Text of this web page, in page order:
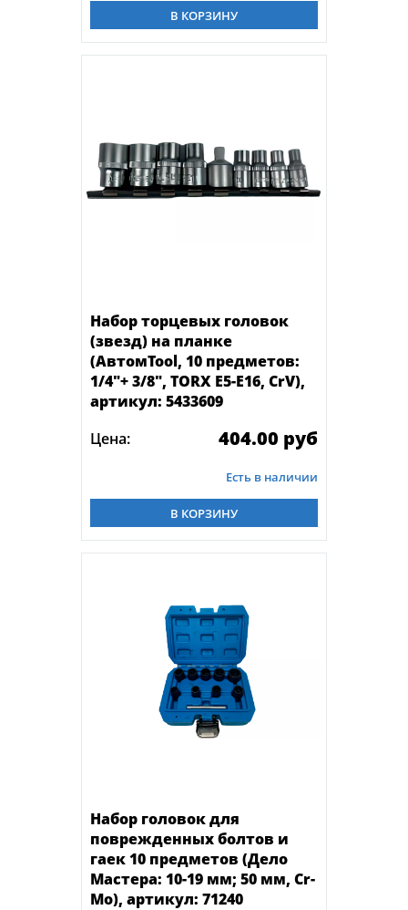
В КОРЗИНУ
Набор торцевых головок
(звезд) на планке
(АвтомTool, 10 предметов:
1/4"+ 3/8", TORX Е5-Е16, CrV),
артикул: 5433609
Цена:
404.00 руб
Есть в наличии
В КОРЗИНУ
Набор головок для
поврежденных болтов и
гаек 10 предметов (Дело
Мастера: 10-19 мм; 50 мм, Cr-
Mo), артикул: 71240